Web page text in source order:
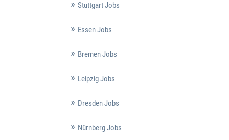
Stuttgart Jobs
Essen Jobs
Bremen Jobs
Leipzig Jobs
Dresden Jobs
Nürnberg Jobs